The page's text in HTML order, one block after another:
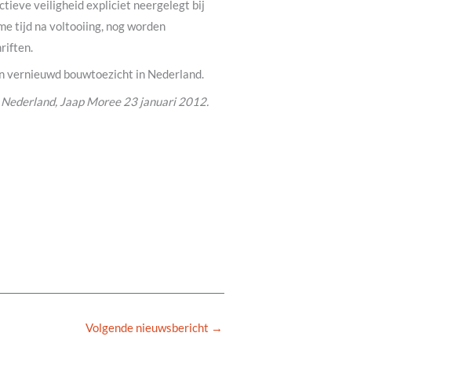
veiligheid expliciet neergelegt bij
tijd na voltooiing, nog worden
vernieuwd bouwtoezicht in Nederland.
Jaap Moree 23 januari 2012.
Volgende nieuwsbericht →